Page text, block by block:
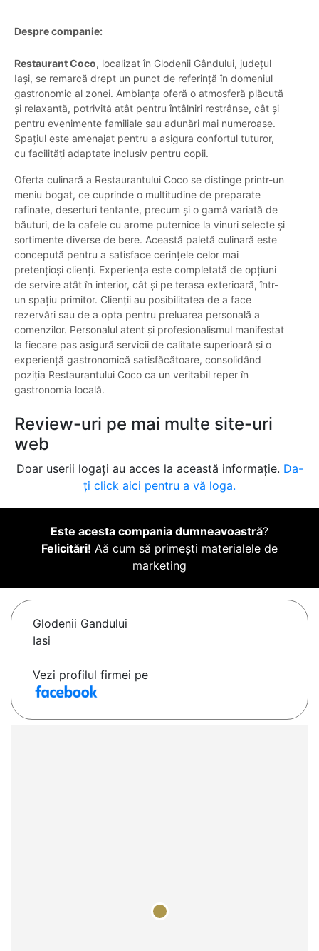
Despre companie:
Restaurant Coco, localizat în Glodenii Gândului, județul
Iași, se remarcă drept un punct de referință în domeniul
gastronomic al zonei. Ambianța oferă o atmosferă plăcută
și relaxantă, potrivită atât pentru întâlniri restrânse, cât și
pentru evenimente familiale sau adunări mai numeroase.
Spațiul este amenajat pentru a asigura confortul tuturor,
cu facilități adaptate inclusiv pentru copii.
Oferta culinară a Restaurantului Coco se distinge printr-un
meniu bogat, ce cuprinde o multitudine de preparate
rafinate, deserturi tentante, precum și o gamă variată de
băuturi, de la cafele cu arome puternice la vinuri selecte și
sortimente diverse de bere. Această paletă culinară este
concepută pentru a satisface cerințele celor mai
pretențioși clienți. Experiența este completată de opțiuni
de servire atât în interior, cât și pe terasa exterioară, într-
un spațiu primitor. Clienții au posibilitatea de a face
rezervări sau de a opta pentru preluarea personală a
comenzilor. Personalul atent și profesionalismul manifestat
la fiecare pas asigură servicii de calitate superioară și o
experiență gastronomică satisfăcătoare, consolidând
poziția Restaurantului Coco ca un veritabil reper în
gastronomia locală.
Review-uri pe mai multe site-uri
web
Doar userii logați au acces la această informație. Da-
ți click aici pentru a vă loga.
Este acesta compania dumneavoastră?
Felicitări! Aă cum să primești materialele de
marketing
Glodenii Gandului
Iasi
Vezi profilul firmei pe